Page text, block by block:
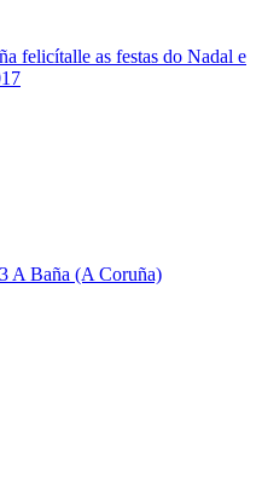
felicítalle as festas do Nadal e
A Baña (A Coruña)